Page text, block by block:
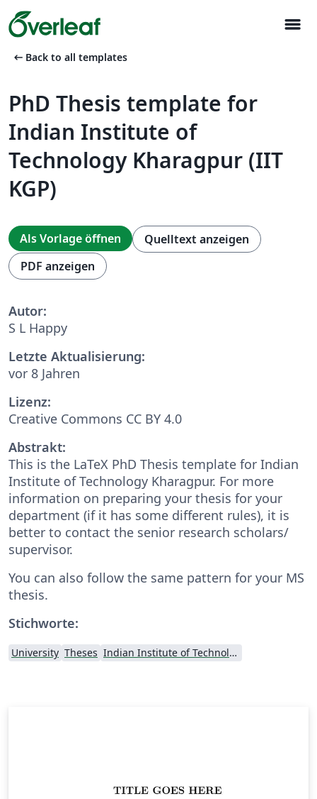
menu
arrow_left_alt Back to all templates
PhD Thesis template for
Indian Institute of
Technology Kharagpur (IIT
KGP)
Als Vorlage öffnen
Quelltext anzeigen
PDF anzeigen
Autor:
S L Happy
Letzte Aktualisierung:
vor 8 Jahren
Lizenz:
Creative Commons CC BY 4.0
Abstrakt:
This is the LaTeX PhD Thesis template for Indian
Institute of Technology Kharagpur. For more
information on preparing your thesis for your
department (if it has some different rules), it is
better to contact the senior research scholars/
supervisor.
You can also follow the same pattern for your MS
thesis.
Stichworte:
University Theses Indian Institute of Technology Kharagpur